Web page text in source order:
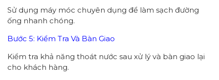
Sử dụng máy móc chuyên dụng để làm sạch đường
ống nhanh chóng.
Bước 5: Kiểm Tra Và Bàn Giao
Kiểm tra khả năng thoát nước sau xử lý và bàn giao lại
cho khách hàng.